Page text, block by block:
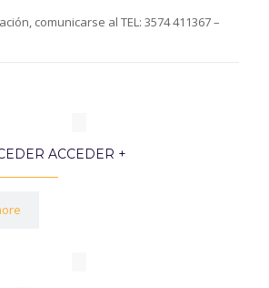
comunicarse al TEL: 3574 411367 –
ACCEDER +